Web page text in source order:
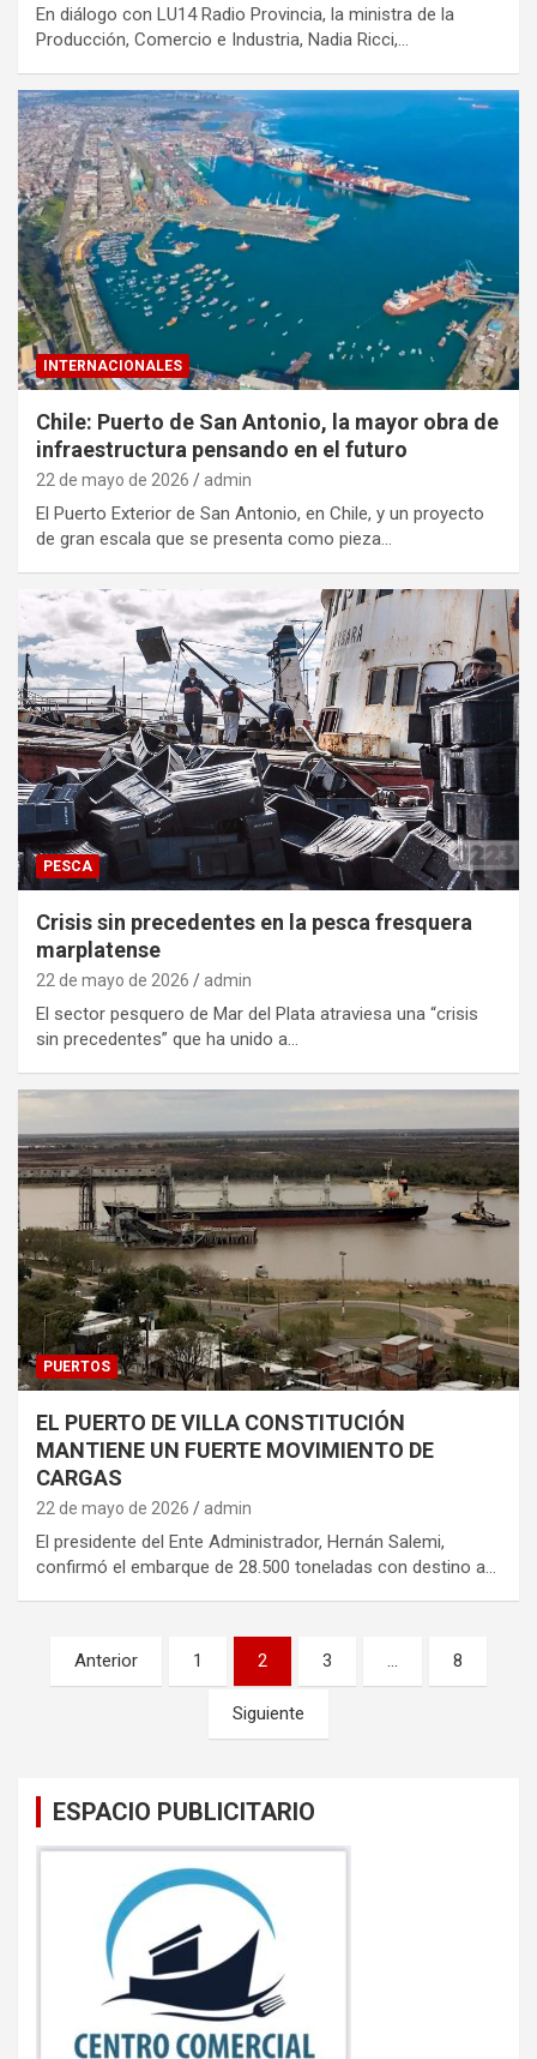
En diálogo con LU14 Radio Provincia, la ministra de la
Producción, Comercio e Industria, Nadia Ricci,…
INTERNACIONALES
Chile: Puerto de San Antonio, la mayor obra de
infraestructura pensando en el futuro
22 de mayo de 2026 admin
El Puerto Exterior de San Antonio, en Chile, y un proyecto
de gran escala que se presenta como pieza…
PESCA
Crisis sin precedentes en la pesca fresquera
marplatense
22 de mayo de 2026 admin
El sector pesquero de Mar del Plata atraviesa una “crisis
sin precedentes” que ha unido a…
PUERTOS
EL PUERTO DE VILLA CONSTITUCIÓN
MANTIENE UN FUERTE MOVIMIENTO DE
CARGAS
22 de mayo de 2026 admin
El presidente del Ente Administrador, Hernán Salemi,
confirmó el embarque de 28.500 toneladas con destino a…
Paginación
de
Anterior 1 2 3 … 8
Siguiente
ESPACIO PUBLICITARIO